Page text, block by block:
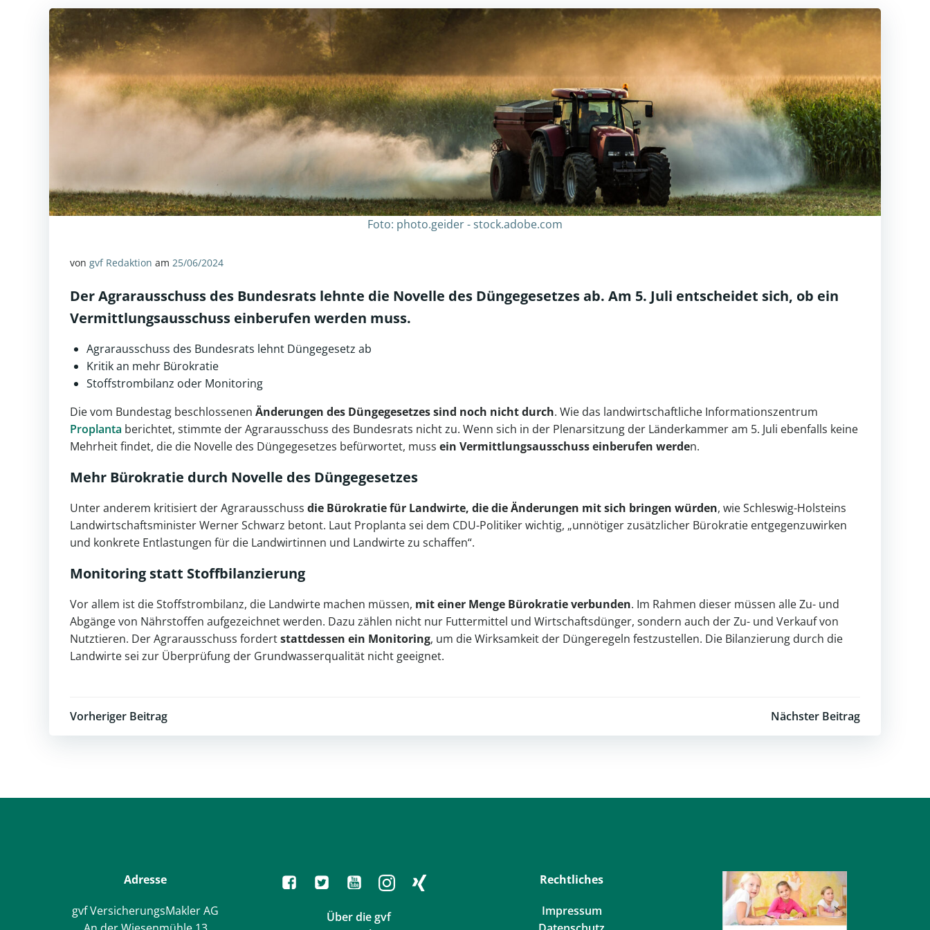
Foto: photo.geider - stock.adobe.com
von gvf Redaktion am 25/06/2024
Der Agrarausschuss des Bundesrats lehnte die Novelle des Düngegesetzesab. Am 5. Juli entscheidet sich, ob ein
Vermittlungsausschuss einberufen werden muss.
Agrarausschuss des Bundesrats lehnt Düngegesetz ab
Kritik an mehr Bürokratie
Stoffstrombilanz oder Monitoring
Die vom Bundestag beschlossenen Änderungen des Düngegesetzes sind noch nicht durch. Wie das landwirtschaftliche Informationszentrum
Proplanta berichtet, stimmte der Agrarausschuss des Bundesrats nicht zu. Wenn sich in der Plenarsitzung der Länderkammer am 5. Juli ebenfalls keine
Mehrheit findet, die die Novelle des Düngegesetzes befürwortet, muss ein Vermittlungsausschuss einberufen werden.
Mehr Bürokratie durch Novelle des Düngegesetzes
Unter anderem kritisiert der Agrarausschuss die Bürokratie für Landwirte, die die Änderungen mit sich bringen würden, wie Schleswig-Holsteins
Landwirtschaftsminister Werner Schwarz betont. Laut Proplanta sei dem CDU-Politiker wichtig, „unnötiger zusätzlicher Bürokratie entgegenzuwirken
und konkrete Entlastungen für die Landwirtinnen und Landwirte zu schaffen“.
Monitoring statt Stoffbilanzierung
Vor allem ist die Stoffstrombilanz, die Landwirte machen müssen, mit einer Menge Bürokratie verbunden. Im Rahmen dieser müssen alle Zu- und
Abgänge von Nährstoffen aufgezeichnet werden. Dazu zählen nicht nur Futtermittel und Wirtschaftsdünger, sondern auch der Zu- und Verkauf von
Nutztieren. Der Agrarausschuss fordertstattdessen ein Monitoring, um die Wirksamkeit der Düngeregeln festzustellen. Die Bilanzierung durch die
Landwirte sei zur Überprüfung der Grundwasserqualität nicht geeignet.
Post
Vorheriger Beitrag Nächster Beitrag
Adresse
gvf VersicherungsMakler AG
Über die gvf
Rechtliches
Impressum